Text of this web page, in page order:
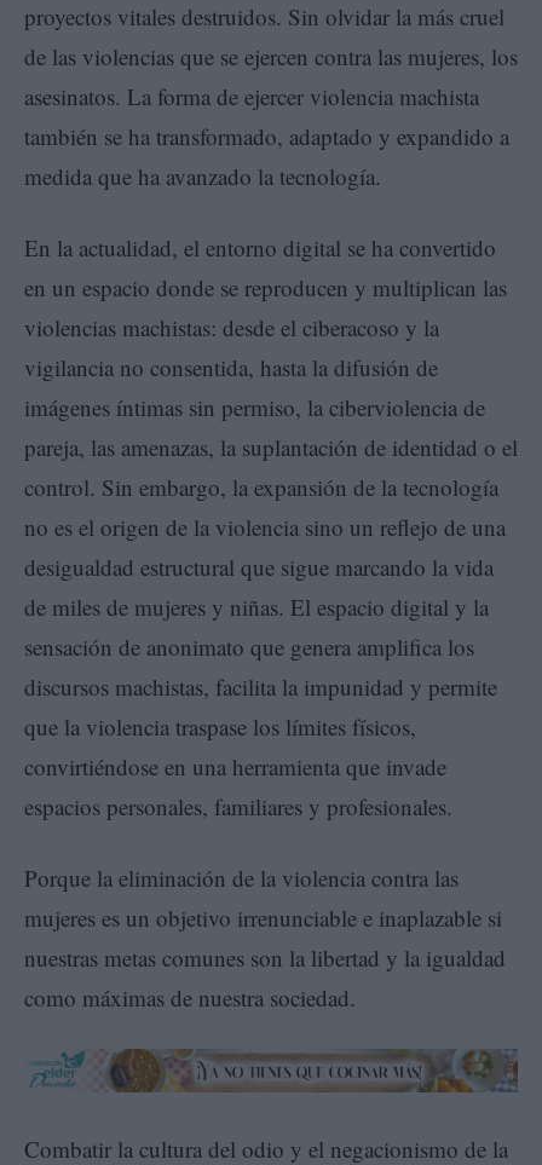
proyectos vitales destruidos. Sin olvidar la más cruel
de las violencias que se ejercen contra las mujeres, los
asesinatos. La forma de ejercer violencia machista
también se ha transformado, adaptado y expandido a
medida que ha avanzado la tecnología.
En la actualidad, el entorno digital se ha convertido
en un espacio donde se reproducen y multiplican las
violencias machistas: desde el ciberacoso y la
vigilancia no consentida, hasta la difusión de
imágenes íntimas sin permiso, la ciberviolencia de
pareja, las amenazas, la suplantación de identidad o el
control. Sin embargo, la expansión de la tecnología
no es el origen de la violencia sino un reflejo de una
desigualdad estructural que sigue marcando la vida
de miles de mujeres y niñas. El espacio digital y la
sensación de anonimato que genera amplifica los
discursos machistas, facilita la impunidad y permite
que la violencia traspase los límites físicos,
convirtiéndose en una herramienta que invade
espacios personales, familiares y profesionales.
Porque la eliminación de la violencia contra las
mujeres es un objetivo irrenunciable e inaplazable si
nuestras metas comunes son la libertad y la igualdad
como máximas de nuestra sociedad.
Combatir la cultura del odio y el negacionismo de la